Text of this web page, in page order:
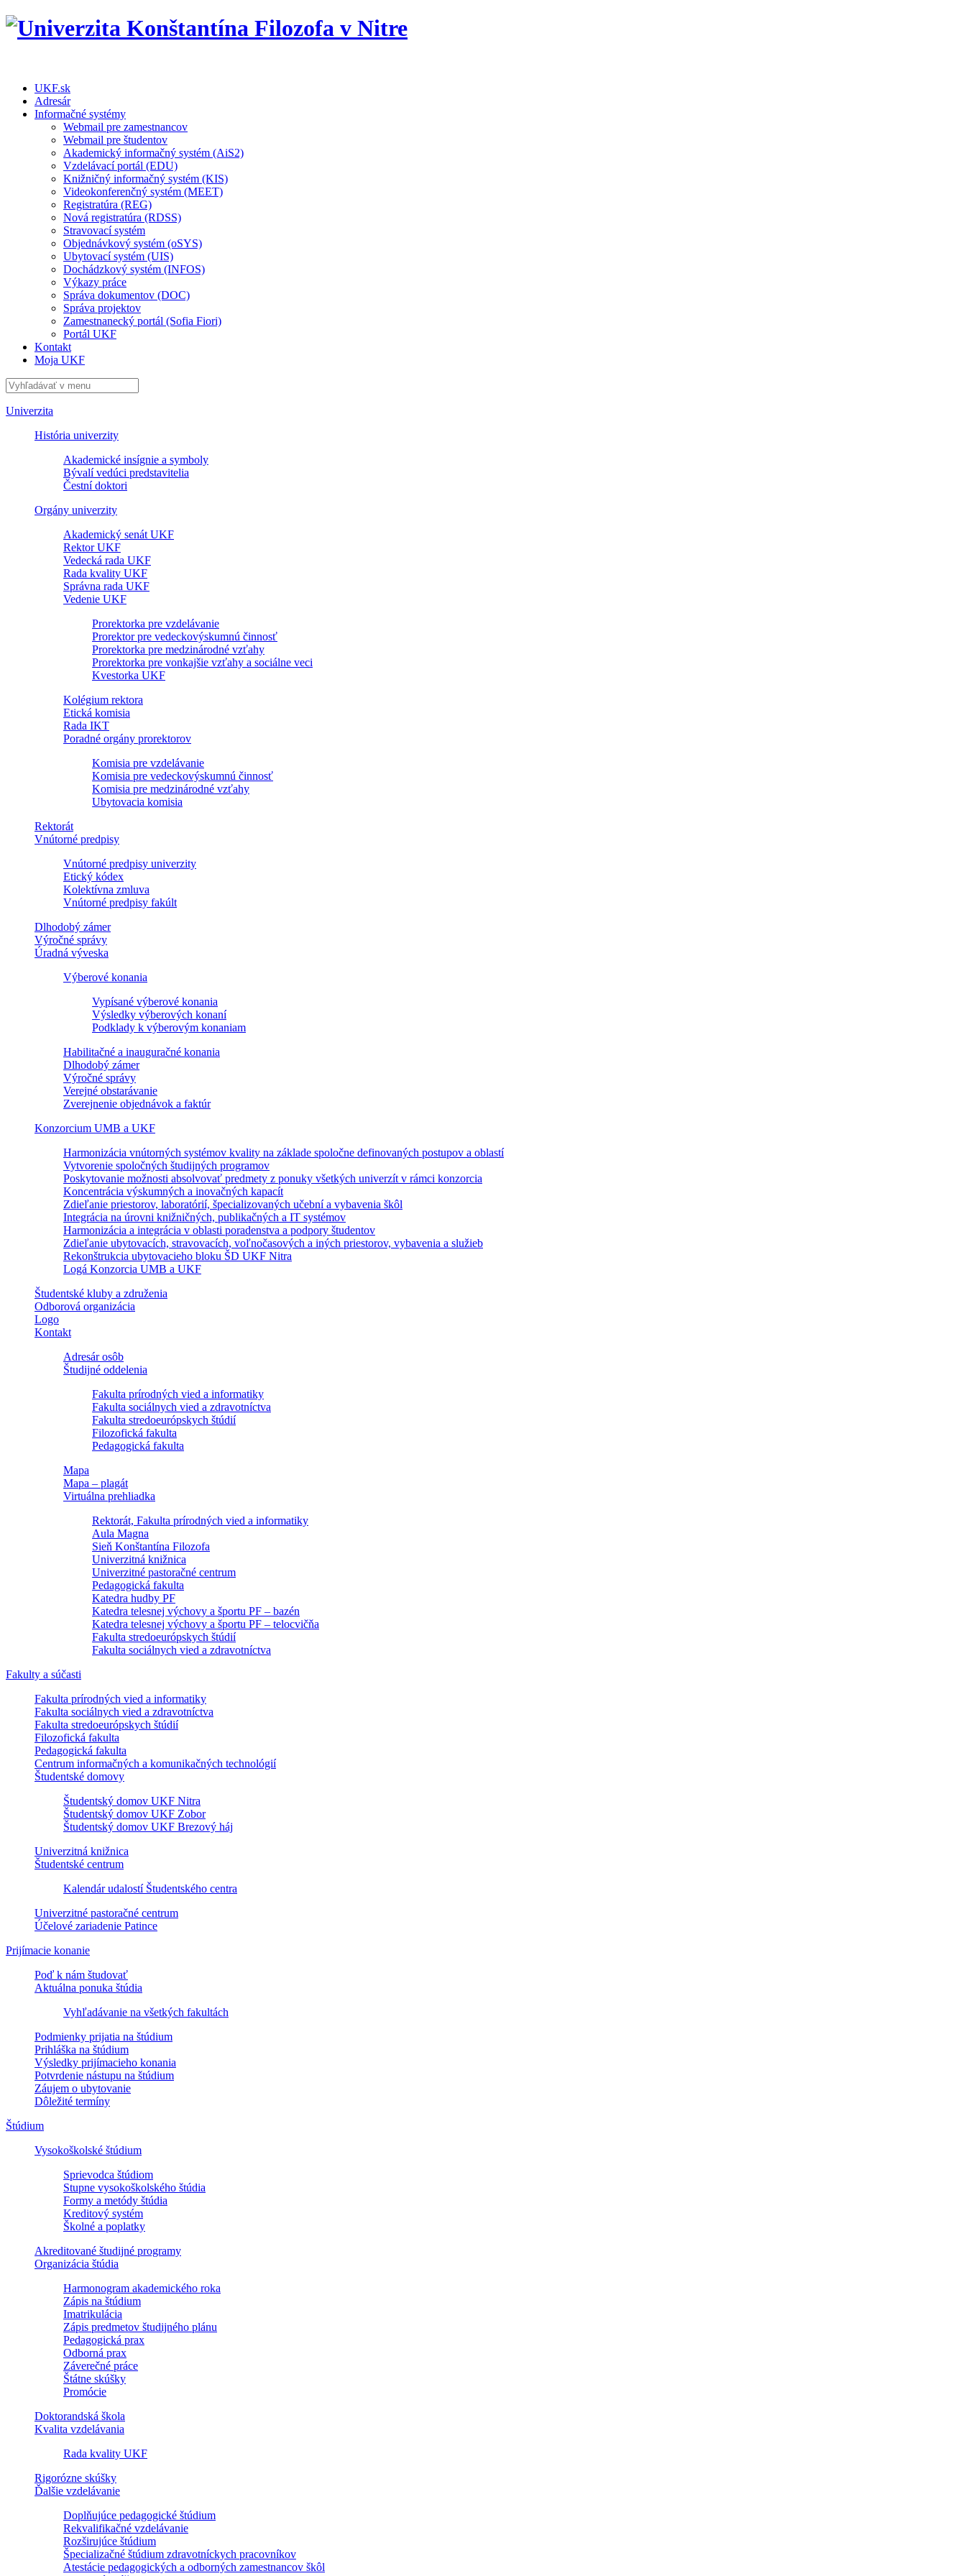
UKF.sk
Adresár
Informačné systémy
Webmail pre zamestnancov
Webmail pre študentov
Akademický informačný systém (AiS2)
Vzdelávací portál (EDU)
Knižničný informačný systém (KIS)
Videokonferenčný systém (MEET)
Registratúra (REG)
Nová registratúra (RDSS)
Stravovací systém
Objednávkový systém (oSYS)
Ubytovací systém (UIS)
Dochádzkový systém (INFOS)
Výkazy práce
Správa dokumentov (DOC)
Správa projektov
Zamestnanecký portál (Sofia Fiori)
Portál UKF
Kontakt
Moja UKF
Univerzita
História univerzity
Akademické insígnie a symboly
Bývalí vedúci predstavitelia
Čestní doktori
Orgány univerzity
Akademický senát UKF
Rektor UKF
Vedecká rada UKF
Rada kvality UKF
Správna rada UKF
Vedenie UKF
Prorektorka pre vzdelávanie
Prorektor pre vedeckovýskumnú činnosť
Prorektorka pre medzinárodné vzťahy
Prorektorka pre vonkajšie vzťahy a sociálne veci
Kvestorka UKF
Kolégium rektora
Etická komisia
Rada IKT
Poradné orgány prorektorov
Komisia pre vzdelávanie
Komisia pre vedeckovýskumnú činnosť
Komisia pre medzinárodné vzťahy
Ubytovacia komisia
Rektorát
Vnútorné predpisy
Vnútorné predpisy univerzity
Etický kódex
Kolektívna zmluva
Vnútorné predpisy fakúlt
Dlhodobý zámer
Výročné správy
Úradná výveska
Výberové konania
Vypísané výberové konania
Výsledky výberových konaní
Podklady k výberovým konaniam
Habilitačné a inauguračné konania
Dlhodobý zámer
Výročné správy
Verejné obstarávanie
Zverejnenie objednávok a faktúr
Konzorcium UMB a UKF
Harmonizácia vnútorných systémov kvality na základe spoločne definovaných postupov a oblastí
Vytvorenie spoločných študijných programov
Poskytovanie možnosti absolvovať predmety z ponuky všetkých univerzít v rámci konzorcia
Koncentrácia výskumných a inovačných kapacít
Zdieľanie priestorov, laboratórií, špecializovaných učební a vybavenia škôl
Integrácia na úrovni knižničných, publikačných a IT systémov
Harmonizácia a integrácia v oblasti poradenstva a podpory študentov
Zdieľanie ubytovacích, stravovacích, voľnočasových a iných priestorov, vybavenia a služieb
Rekonštrukcia ubytovacieho bloku ŠD UKF Nitra
Logá Konzorcia UMB a UKF
Študentské kluby a združenia
Odborová organizácia
Logo
Kontakt
Adresár osôb
Študijné oddelenia
Fakulta prírodných vied a informatiky
Fakulta sociálnych vied a zdravotníctva
Fakulta stredoeurópskych štúdií
Filozofická fakulta
Pedagogická fakulta
Mapa
Mapa – plagát
Virtuálna prehliadka
Rektorát, Fakulta prírodných vied a informatiky
Aula Magna
Sieň Konštantína Filozofa
Univerzitná knižnica
Univerzitné pastoračné centrum
Pedagogická fakulta
Katedra hudby PF
Katedra telesnej výchovy a športu PF – bazén
Katedra telesnej výchovy a športu PF – telocvičňa
Fakulta stredoeurópskych štúdií
Fakulta sociálnych vied a zdravotníctva
Fakulty a súčasti
Fakulta prírodných vied a informatiky
Fakulta sociálnych vied a zdravotníctva
Fakulta stredoeurópskych štúdií
Filozofická fakulta
Pedagogická fakulta
Centrum informačných a komunikačných technológií
Študentské domovy
Študentský domov UKF Nitra
Študentský domov UKF Zobor
Študentský domov UKF Brezový háj
Univerzitná knižnica
Študentské centrum
Kalendár udalostí Študentského centra
Univerzitné pastoračné centrum
Účelové zariadenie Patince
Prijímacie konanie
Poď k nám študovať
Aktuálna ponuka štúdia
Vyhľadávanie na všetkých fakultách
Podmienky prijatia na štúdium
Prihláška na štúdium
Výsledky prijímacieho konania
Potvrdenie nástupu na štúdium
Záujem o ubytovanie
Dôležité termíny
Štúdium
Vysokoškolské štúdium
Sprievodca štúdiom
Stupne vysokoškolského štúdia
Formy a metódy štúdia
Kreditový systém
Školné a poplatky
Akreditované študijné programy
Organizácia štúdia
Harmonogram akademického roka
Zápis na štúdium
Imatrikulácia
Zápis predmetov študijného plánu
Pedagogická prax
Odborná prax
Záverečné práce
Štátne skúšky
Promócie
Doktorandská škola
Kvalita vzdelávania
Rada kvality UKF
Rigorózne skúšky
Ďalšie vzdelávanie
Doplňujúce pedagogické štúdium
Rekvalifikačné vzdelávanie
Rozširujúce štúdium
Špecializačné štúdium zdravotníckych pracovníkov
Atestácie pedagogických a odborných zamestnancov škôl